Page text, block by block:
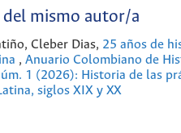
mismo autor/a
Cleber Dias, 25 años de
, Anuario Colombiano de
1 (2026): Historia de las
siglos XIX y XX